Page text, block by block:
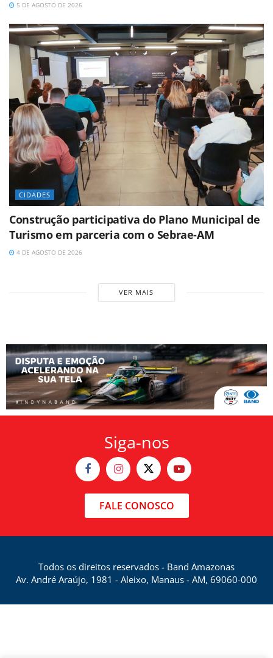
5 DE AGOSTO DE 2026
CIDADES
Construção participativa do Plano Municipal de
Turismo em parceria com o Sebrae-AM
4 DE AGOSTO DE 2026
VER MAIS
Siga-nos
FALE CONOSCO
Todos os direitos reservados - Band Amazonas
Av. André Araújo, 1981 - Aleixo, Manaus - AM, 69060-000